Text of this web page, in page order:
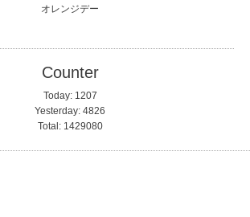
オレンジデー
Counter
Today: 1207
Yesterday: 4826
Total: 1429080